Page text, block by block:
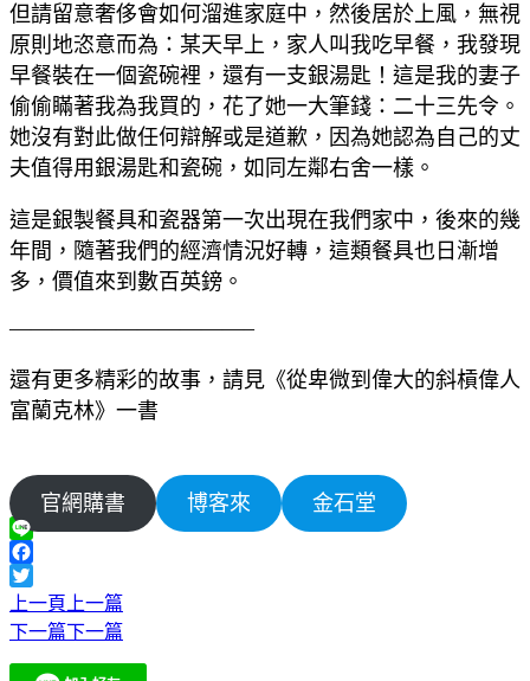
但請留意奢侈會如何溜進家庭中，然後居於上風，無視
原則地恣意而為：某天早上，家人叫我吃早餐，我發現
早餐裝在一個瓷碗裡，還有一支銀湯匙！這是我的妻子
偷偷瞞著我為我買的，花了她一大筆錢：二十三先令。
她沒有對此做任何辯解或是道歉，因為她認為自己的丈
夫值得用銀湯匙和瓷碗，如同左鄰右舍一樣。
這是銀製餐具和瓷器第一次出現在我們家中，後來的幾
年間，隨著我們的經濟情況好轉，這類餐具也日漸增
多，價值來到數百英鎊。
———————————–
還有更多精彩的故事，請見《從卑微到偉大的斜槓偉人
富蘭克林》一書
官網購書 博客來 金石堂
Line
Facebook
Twitter
上一頁 上一篇
下一篇下一篇